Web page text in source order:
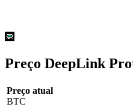
Preço DeepLink
Preço atual
BTC